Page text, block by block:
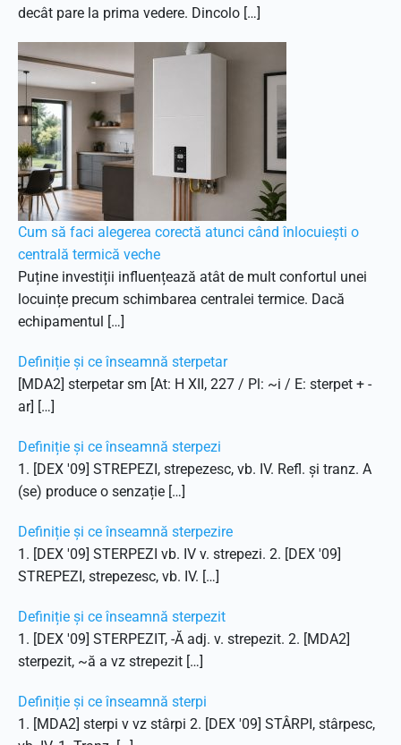
decât pare la prima vedere. Dincolo […]
Cum să faci alegerea corectă atunci când înlocuiești o
centrală termică veche
Puține investiții influențează atât de mult confortul unei
locuințe precum schimbarea centralei termice. Dacă
echipamentul […]
Definiție și ce înseamnă sterpetar
[MDA2] sterpetar sm [At: H XII, 227 / Pl: ~i / E: sterpet + -
ar] […]
Definiție și ce înseamnă sterpezi
1. [DEX '09] STREPEZI, strepezesc, vb. IV. Refl. și tranz. A
(se) produce o senzație […]
Definiție și ce înseamnă sterpezire
1. [DEX '09] STERPEZI vb. IV v. strepezi. 2. [DEX '09]
STREPEZI, strepezesc, vb. IV. […]
Definiție și ce înseamnă sterpezit
1. [DEX '09] STERPEZIT, -Ă adj. v. strepezit. 2. [MDA2]
sterpezit, ~ă a vz strepezit […]
Definiție și ce înseamnă sterpi
1. [MDA2] sterpi v vz stârpi 2. [DEX '09] STÂRPI, stârpesc,